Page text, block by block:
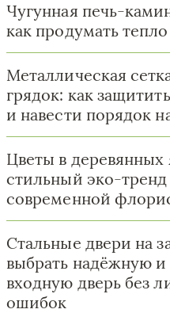
Чугунная печь-
как продумать
Металлическая
грядок: как
и навести порядок
Цветы в деревянных
стильный эко-тренд
современной
Стальные двери на
выбрать надёжную
входную дверь без
ошибок